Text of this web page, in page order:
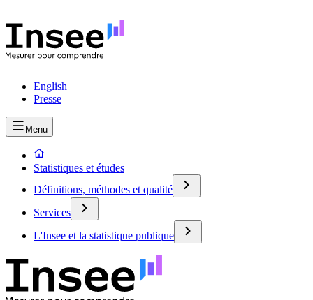
English
Presse
Menu
Statistiques et études
Définitions, méthodes et qualité
Services
L'Insee et la statistique publique